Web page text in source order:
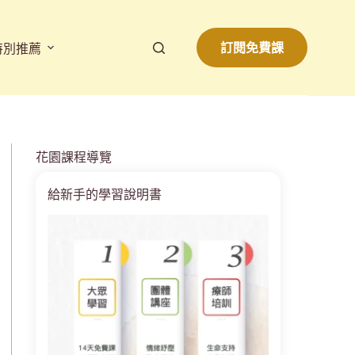
別推薦 訂閱免費課
花園課程導覽
給新手的學習說明書